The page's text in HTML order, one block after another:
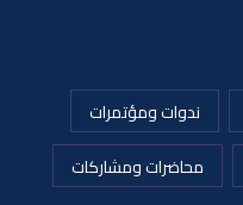
ندوات ومؤتمرات
محاضرات ومشاركات